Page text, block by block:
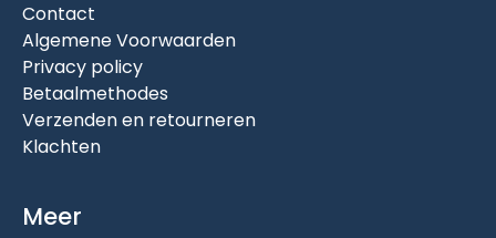
Contact
Algemene Voorwaarden
Privacy policy
Betaalmethodes
Verzenden en retourneren
Klachten
Meer